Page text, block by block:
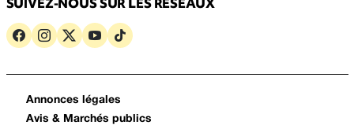
Annonces légales
Avis & Marchés publics